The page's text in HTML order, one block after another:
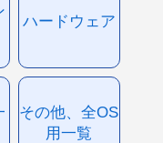
ハードウェア
その他、全OS
用一覧